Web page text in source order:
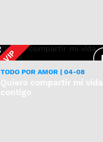
TODO POR AMOR | 04-08
Quiero compartir mi vida
contigo